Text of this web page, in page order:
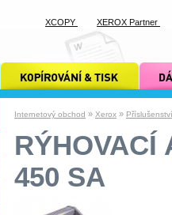
Internetový obchod » Xerox » Příslušenství
RÝHOVACÍ
450 SA
kopírování a tisk xcopy dárkové
XCOPY XEROX Partner